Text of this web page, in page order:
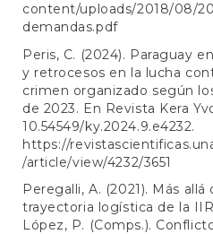
content/uploads/2018/08/
demandas.pdf
Peris, C. (2024). Paraguay
y retrocesos en la lucha
crimen organizado según
de 2023. En Revista Kera
10.54549/ky.2024.9.e4232.
https://
/article/view/4232/3651
Peregalli, A. (2021). Más
trayectoria logística de la
López, P. (Comps.).